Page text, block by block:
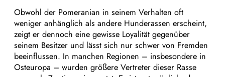
Obwohl der Pomeranian in seinem Verhalten oft
weniger anhänglich als andere Hunderassen erscheint,
zeigt er dennoch eine gewisse Loyalität gegenüber
seinem Besitzer und lässt sich nur schwer von Fremden
beeinflussen. In manchen Regionen – insbesondere in
Osteuropa – wurden größere Vertreter dieser Rasse